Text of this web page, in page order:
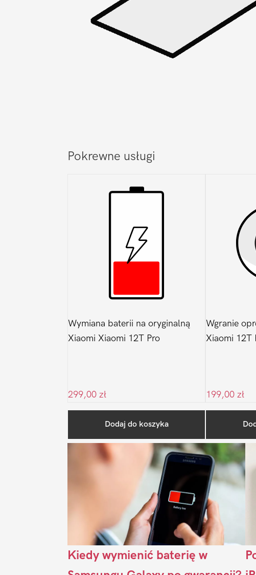
Pokrewne usługi
Wymiana baterii na oryginalną
Xiaomi Xiaomi 12T Pro
299,00 zł
Dodaj do koszyka
Wgranie
Xiaomi 12T
199,00 zł
Kiedy wymienić baterię w